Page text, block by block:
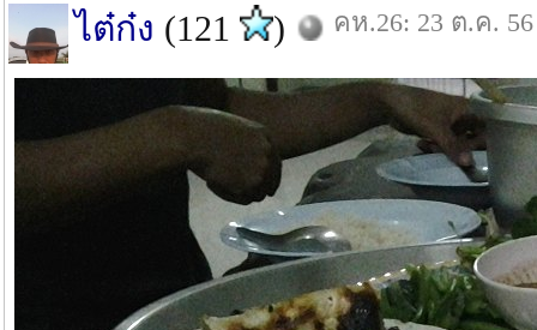
ไต๋ก๋ง (121 ) คห.26: 23 ต.ค. 56